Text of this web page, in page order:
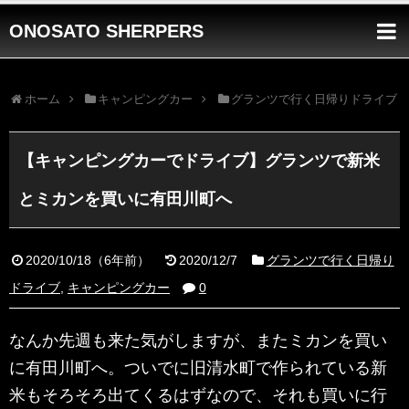
ONOSATO SHERPERS
ホーム キャンピングカー グランツで行く日帰りドライブ
【キャンピングカーでドライブ】グランツで新米
とミカンを買いに有田川町へ
2020/10/18 （6年前） 2020/12/7
グランツで行く日帰り
ドライブ キャンピングカー 0
なんか先週も来た気がしますが、またミカンを買い
に有田川町へ。ついでに旧清水町で作られている新
米もそろそろ出てくるはずなので、それも買いに行